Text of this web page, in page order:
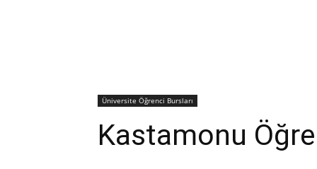
Üniversite Öğrenci Bursları
Kastamonu